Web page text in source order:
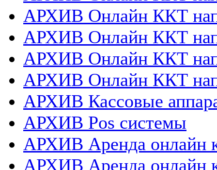
АРХИВ Онлайн ККТ
АРХИВ Онлайн ККТ
АРХИВ Онлайн ККТ
АРХИВ Онлайн ККТ
АРХИВ Кассовые
АРХИВ Pos системы
АРХИВ Аренда онлайн
АРХИВ Аренда онлайн